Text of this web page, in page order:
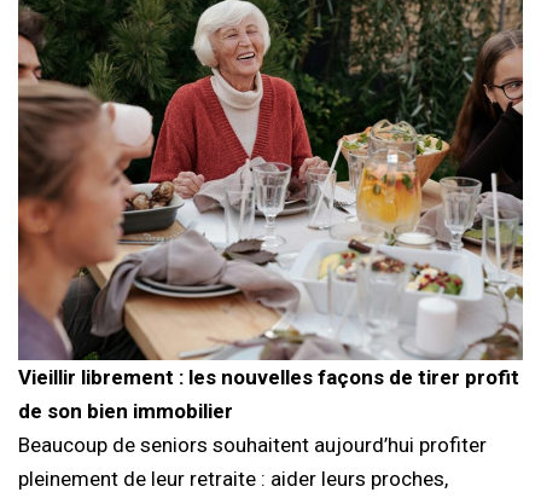
Vieillir librement : les nouvelles façons de tirer profit
de son bien immobilier
Beaucoup de seniors souhaitent aujourd’hui profiter
pleinement de leur retraite : aider leurs proches,